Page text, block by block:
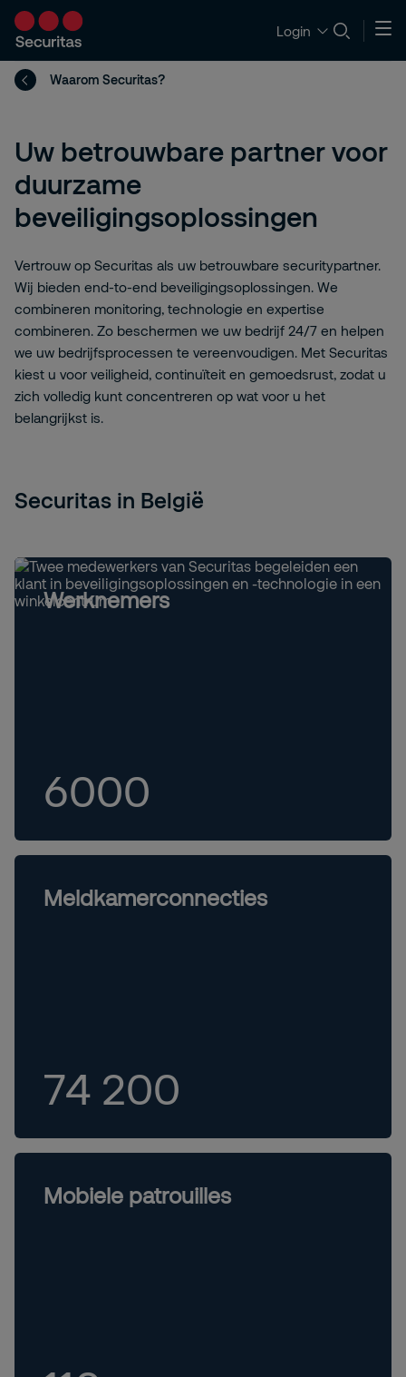
Login
Waarom Securitas?
Uw betrouwbare partner voor
duurzame
beveiligingsoplossingen
Vertrouw op Securitas als uw betrouwbare securitypartner.
Wij bieden end-to-end beveiligingsoplossingen. We
combineren monitoring, technologie en expertise
combineren. Zo beschermen we uw bedrijf 24/7 en helpen
we uw bedrijfsprocessen te vereenvoudigen. Met Securitas
kiest u voor veiligheid, continuïteit en gemoedsrust, zodat u
zich volledig kunt concentreren op wat voor u het
belangrijkst is.
Securitas in België
Werknemers
6000
Meldkamerconnecties
74 200
Mobiele patrouilles